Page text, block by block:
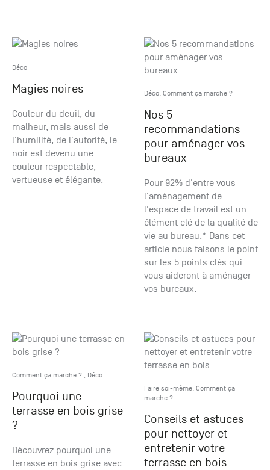
Déco
Magies noires
Couleur du deuil, du
malheur, mais aussi de
l'humilité, de l'autorité, le
noir est devenu une
couleur respectable,
vertueuse et élégante.
Déco Comment ça marche ?
Nos 5
recommandations
pour aménager vos
bureaux
Pour 92% d'entre vous
l'aménagement de
l'espace de travail est un
élément clé de la qualité de
vie au bureau.* Dans cet
article nous faisons le point
sur les 5 points clés qui
vous aideront à aménager
vos bureaux.
Comment ça marche ? , Déco
Pourquoi une
terrasse en bois grise
?
Découvrez pourquoi une
terrasse en bois grise avec
Faire soi-même, Comment ça
marche ?
Conseils et astuces
pour nettoyer et
entretenir votre
terrasse en bois